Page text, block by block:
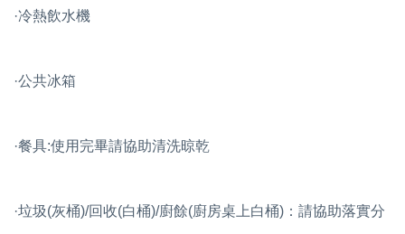
·冷熱飲水機
·公共冰箱
·餐具:使用完畢請協助清洗晾乾
·垃圾(灰桶)/回收(白桶)/廚餘(廚房桌上白桶)：請協助落實分